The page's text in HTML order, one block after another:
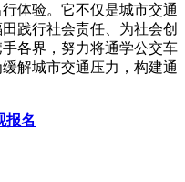
体验。它不仅是城市交通
践行社会责任、为社会创
各界，努力将通学公交车
解城市交通压力，构建通
报名